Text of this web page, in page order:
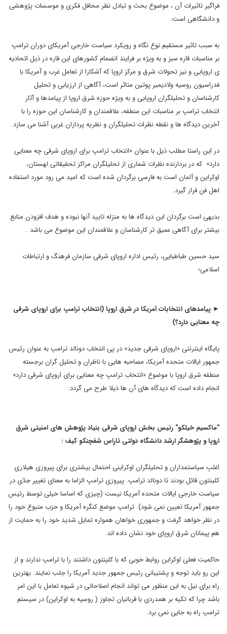
فراگیر تاثیرات آن ، موضوع بحث و تبادل نظر محافل فکری و موسسات پژوهشی
و دانشگاهی است.
به سبب تاثیر مستقیم نوع نگاه و رویکرد سیاست خارجی آمریکای دوران ترامپ
بر مناسبات قاره سبز و به ویژه بر فرایند انضمام کشورهای این قاره در ذیل اتحادیه
ی اروپایی و نیز تحولات شرق و مرکز اروپا که آشکارا از تعامل غرب و آمریکا با
فدراسیون روسیه ولادیمیر پوتین متاثر است، آگاهی از ارزیابی و تحلیل
کارشناسان و تحلیلگران اروپایی و به ویژه حوزه شرق اروپا از پیامدها و آثار
انتخاب ترامپ بر مناسبات این منطقه، علاقمندان و کارشناسان این حوزه را با
آخرین دیدگاه ها و نقطه نظرات تحلیلگران و نظریه پردازان غربی آشنا می سازد.
در این راستا مطلب ذیل با عنوان «انتخاب ترامپ برای اروپای شرقی چه معنایی
دارد» که در بردارنده نظرات شماری از تحلیلگران مراکز تحقیقاتی لهستان،
اوکراین و آلمان است به فارسی برگردان شده است که امید می رود مورد استفاده
اهل فن قرار گیرد.
بدیهی است برگردان این دیدگاه ها به منزله تایید آنها نبوده و هدف افزودن منابع
بیشتر برای آگاهی عمیق تر کارشناسان و علاقمندان این موضوع می باشد .
سید حسین طباطبایی، رئیس اداره اروپای شرقی سازمان فرهنگ و ارتباطات
اسلامی؛
► پیامدهای انتخابات آمریکا در شرق اروپا(انتخاب ترامپ برای اروپای شرقی
چه معنایی دارد؟)
پایگاه اینترنتی «اروپای شرقی جدید» در پی انتخاب دونالد ترامپ به عنوان رئیس
جمهور ایالات متحده آمریکا، مصاحبه هایی با ناظران و تحلیل گران برجسته
منطقه شرق اروپا با موضوع «انتخاب ترامپ چه معنایی برای اروپای شرقی دارد»
انجام داده است که دیدگاه های آن ها ذیلا طرح می گردد:
"ماکسیم خیلکو" رئیس بخش اروپای شرقی بنیاد پژوهش های امنیتی شرق
اروپا و پژوهشگر ارشد دانشگاه دولتی تاراس شفچنکو کیف :
اغلبِ سیاستمداران و تحلیلگران اوکراینی احتمال بیشتری برای پیروزی هیلاری
کلینتون قائل بودند تا دونالد ترامپ. پیروزی ترامپ الزاما به معنای تغییر جدّی در
سیاست خارجی ایالات متحده آمریکا نیست (چیزی که اساسا خیلی توسط رئیس
جمهور آمریکا تعیین نمی شود). ترامپ موضع کنگره آمریکا و حزب متبوع خود را
در نظر خواهد گرفت و جمهوری خواهان همواره تمایل شدید خود را به حمایت از
هم پیمانان شرق اروپای خود نشان داده اند.
حاکمیت فعلی اوکراین روابط خوبی که با کلینتون داشتند را با ترامپ ندارند و از
این رو باید توجه و پشتیبانی رئیس جمهور جدید آمریکا را جلب نمایند. بهترین
راه برای نیل به این منظور می تواند انجام اصلاحاتی در شیوه تعامل با این امر
باشد چرا که تکیه بر همدردی با قربانیان تجاوز ( روسیه به اوکراین) در سیستم
ترامپ راه به جایی نمی برد.